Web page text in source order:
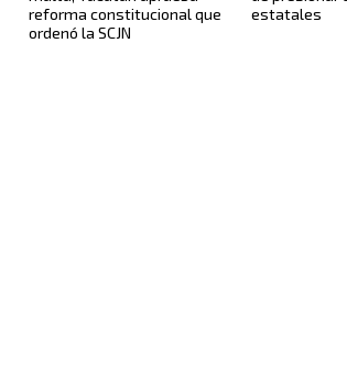
reforma constitucional que
ordenó la SCJN
estatales